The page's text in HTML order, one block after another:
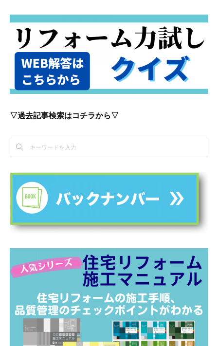
▽過去記事検索はコチラから▽